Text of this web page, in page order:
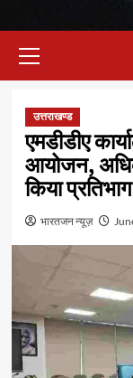
Menu
उत्तराखण्ड
एमडीडीए
आयोजन,
किया प्रतिभाग
भारतजन न्यूज़